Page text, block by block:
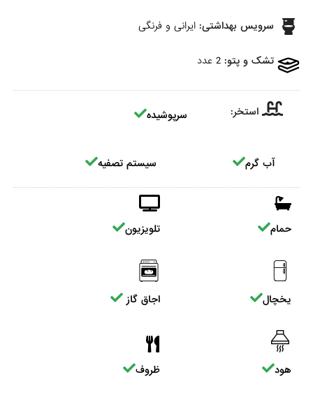
سرویس بهداشتی: ایرانی و فرنگی
تشک و پتو: 2 عدد
استخر: سرپوشیده
آب گرم سیستم تصفیه
حمام تلویزیون
یخچال اجاق گاز
هود ظروف